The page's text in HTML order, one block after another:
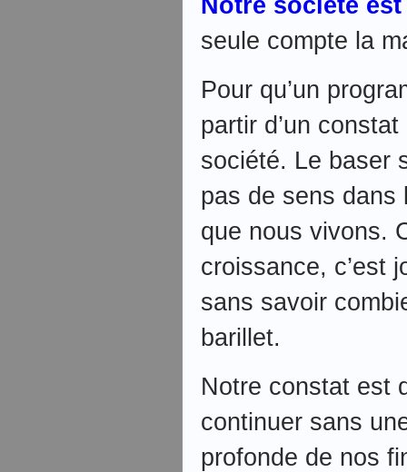
seule compte la
Pour qu’un
partir d’un
société. Le baser
pas de sens dans
que nous vivons.
croissance, c’est
sans savoir
barillet.
Notre constat est
continuer sans
profonde de nos